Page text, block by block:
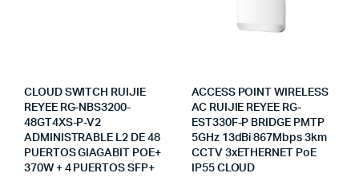
CLOUD SWITCH RUIJIE
REYEE RG-NBS3200-
48GT4XS-P-V2
ADMINISTRABLE L2 DE 48
PUERTOS GIAGABIT POE+
370W + 4 PUERTOS SFP+
ACCESS POINT WIRELESS
AC RUIJIE REYEE RG-
EST330F-P BRIDGE PMTP
5GHz 13dBi 867Mbps 3km
CCTV 3xETHERNET PoE
IP55 CLOUD